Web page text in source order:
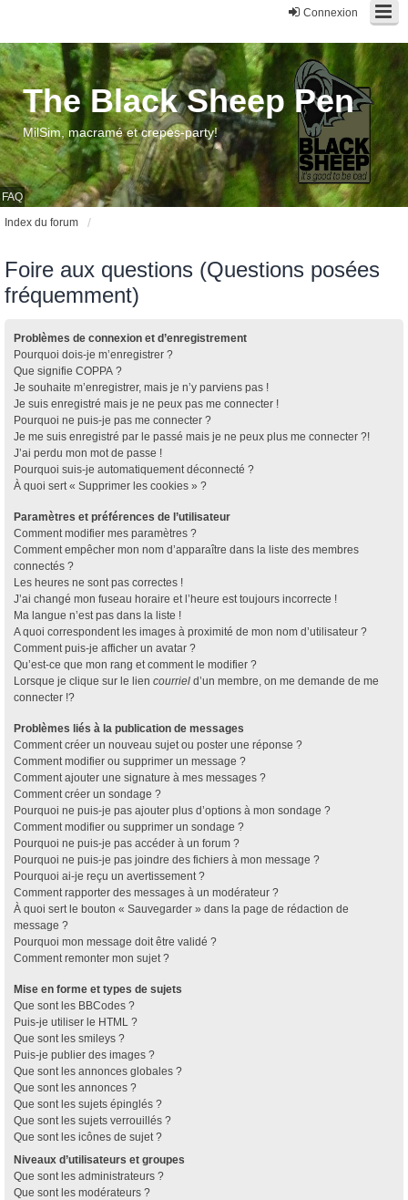
Connexion
FAQ
The Black Sheep Pen
MilSim, macramé et crepes-party!
Index du forum
Foire aux questions (Questions posées
fréquemment)
Problèmes de connexion et d’enregistrement
Pourquoi dois-je m’enregistrer ?
Que signifie COPPA ?
Je souhaite m’enregistrer, mais je n’y parviens pas !
Je suis enregistré mais je ne peux pas me connecter !
Pourquoi ne puis-je pas me connecter ?
Je me suis enregistré par le passé mais je ne peux plus me connecter ?!
J’ai perdu mon mot de passe !
Pourquoi suis-je automatiquement déconnecté ?
À quoi sert « Supprimer les cookies » ?
Paramètres et préférences de l’utilisateur
Comment modifier mes paramètres ?
Comment empêcher mon nom d’apparaître dans la liste des membres
connectés ?
Les heures ne sont pas correctes !
J’ai changé mon fuseau horaire et l’heure est toujours incorrecte !
Ma langue n’est pas dans la liste !
A quoi correspondent les images à proximité de mon nom d’utilisateur ?
Comment puis-je afficher un avatar ?
Qu’est-ce que mon rang et comment le modifier ?
Lorsque je clique sur le lien courriel d’un membre, on me demande de me
connecter !?
Problèmes liés à la publication de messages
Comment créer un nouveau sujet ou poster une réponse ?
Comment modifier ou supprimer un message ?
Comment ajouter une signature à mes messages ?
Comment créer un sondage ?
Pourquoi ne puis-je pas ajouter plus d’options à mon sondage ?
Comment modifier ou supprimer un sondage ?
Pourquoi ne puis-je pas accéder à un forum ?
Pourquoi ne puis-je pas joindre des fichiers à mon message ?
Pourquoi ai-je reçu un avertissement ?
Comment rapporter des messages à un modérateur ?
À quoi sert le bouton « Sauvegarder » dans la page de rédaction de
message ?
Pourquoi mon message doit être validé ?
Comment remonter mon sujet ?
Mise en forme et types de sujets
Que sont les BBCodes ?
Puis-je utiliser le HTML ?
Que sont les smileys ?
Puis-je publier des images ?
Que sont les annonces globales ?
Que sont les annonces ?
Que sont les sujets épinglés ?
Que sont les sujets verrouillés ?
Que sont les icônes de sujet ?
Niveaux d’utilisateurs et groupes
Que sont les administrateurs ?
Que sont les modérateurs ?